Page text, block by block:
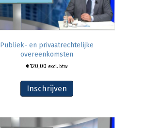
Publiek- en privaatrechtelijke
overeenkomsten
€120,00 excl. btw
Inschrijven